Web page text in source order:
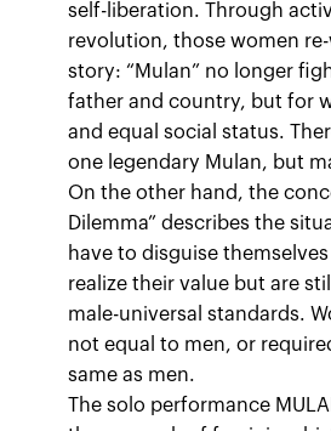
self-liberation. Through
revolution, those women re-
story: “Mulan” no longer
father and country, but for
and equal social status.
one legendary Mulan, but
On the other hand, the
Dilemma” describes the
have to disguise
realize their value but are
male-universal standards.
not equal to men, or
same as men.
The solo performance